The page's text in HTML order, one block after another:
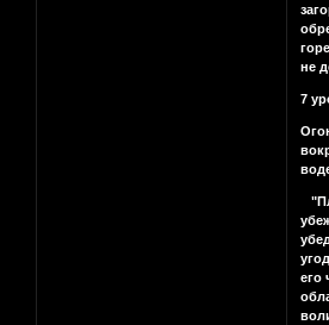
не
7
его